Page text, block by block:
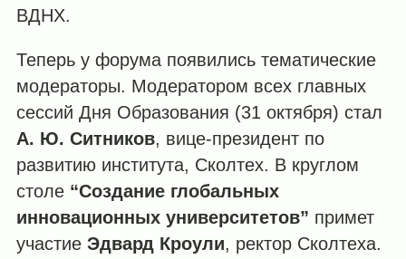
ВДНХ.
Теперь у форума появились тематические
модераторы. Модератором всех главных
сессий Дня Образования (31 октября) стал
А. Ю. Ситников, вице-президент по
развитию института, Сколтех. В круглом
столе “Создание глобальных
инновационных университетов” примет
участие Эдвард Кроули, ректор Сколтеха.